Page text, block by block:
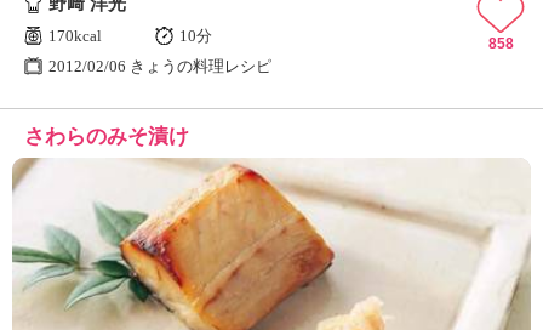
170kcal
10分
2012/02/06 きょうの料理レシピ
858
さわらのみそ漬け